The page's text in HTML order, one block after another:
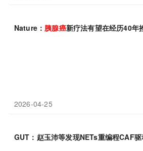
Nature： 胰腺癌新疗法有望在经历40年
2026-04-25
GUT：赵玉沛等发现NETs重编程CAF